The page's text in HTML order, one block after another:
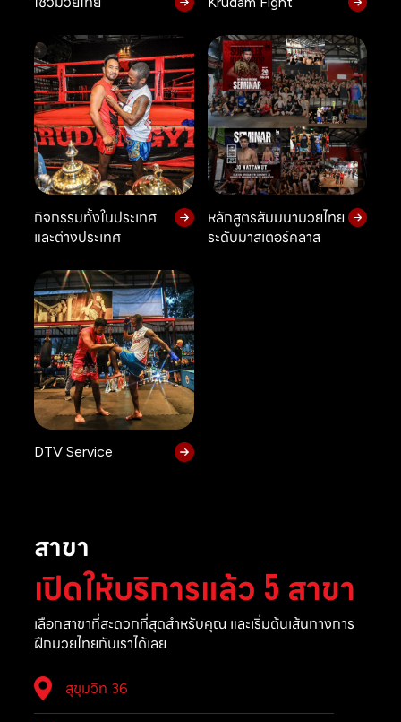
กิจกรรมทั้งในประเทศ
และต่างประเทศ
หลักสูตรสัมมนามวยไทย
ระดับมาสเตอร์คลาส
DTV Service
สาขา
เปิดให้บริการแล้ว 5 สาขา
เลือกสาขาที่สะดวกที่สุดสำหรับคุณ และเริ่มต้นเส้นทางการ
ฝึกมวยไทยกับเราได้เลย
สุขุมวิท 36